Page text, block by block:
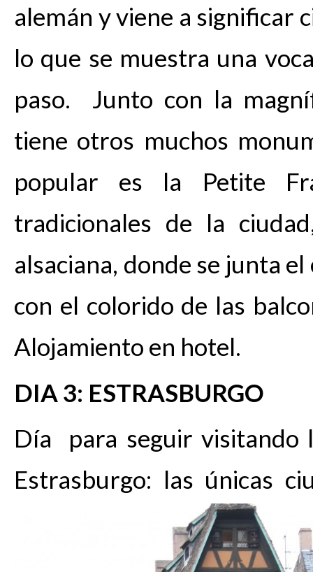
alemán y viene a significar
lo que se muestra una
paso. Junto con la
tiene otros muchos
popular es la Petite
tradicionales de la
alsaciana, donde se junta
con el colorido de las
Alojamiento en hotel.
DIA 3: ESTRASBURGO
Día para seguir visitando
Estrasburgo: las únicas